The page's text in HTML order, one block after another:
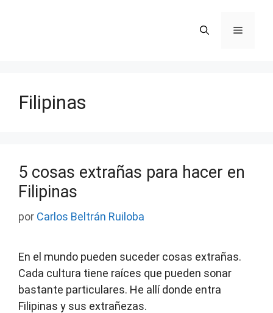
Menú
Filipinas
5 cosas extrañas para hacer en
Filipinas
por Carlos Beltrán Ruiloba
En el mundo pueden suceder cosas extrañas.
Cada cultura tiene raíces que pueden sonar
bastante particulares. He allí donde entra
Filipinas y sus extrañezas.